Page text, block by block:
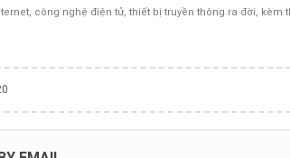
công nghệ điện tử, thiết bị truyền thông ra đời, kèm